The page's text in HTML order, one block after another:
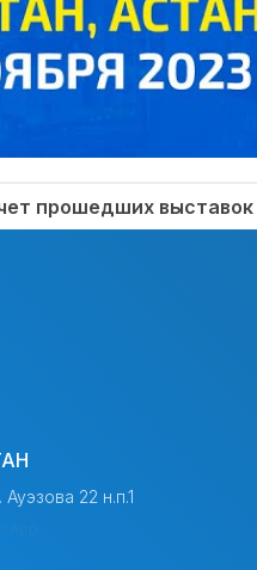
прошедших выставок
22 н.п.1